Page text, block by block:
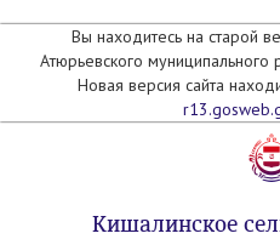
Вы находитесь на старой
Атюрьевского
Новая версия сайта
Кишалинское